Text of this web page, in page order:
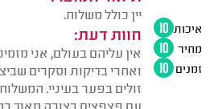
יין כולל משלוח.
חוות דעת:
אין עליהם בעולם, אני
ואחרי בדיקות וסקרים
זולים בפער בעיניי.
עם פצפצים בצורה מאוד
איכות 10
מחיר
10
זמנים 10